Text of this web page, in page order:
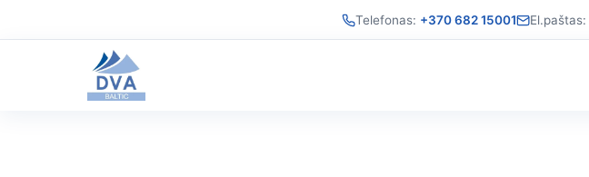
Telefonas: +370 682 15001 El.paštas: